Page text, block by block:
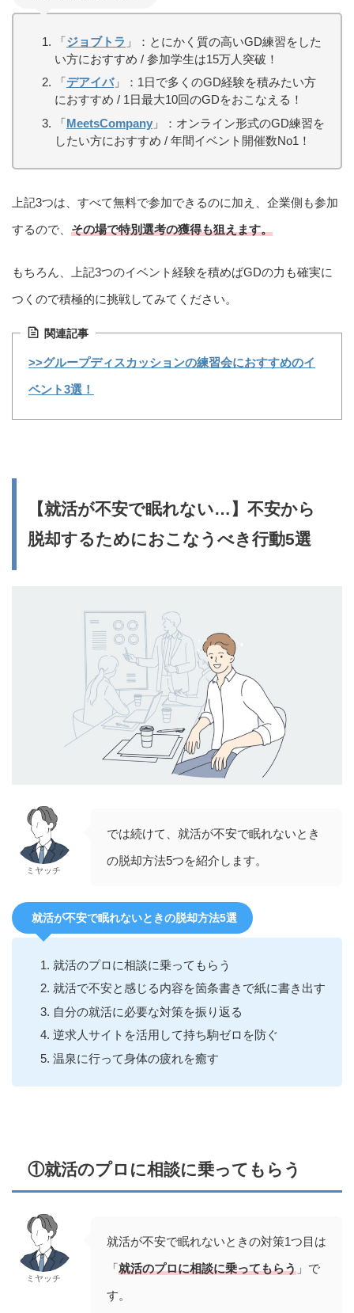
「ジョブトラ 」：とにかく質の高いGD練習をした
い方におすすめ / 参加学生は15万人突破！
「デアイバ」：1日で多くのGD経験を積みたい方
におすすめ / 1日最大10回のGDをおこなえる！
「MeetsCompany 」：オンライン形式のGD練習を
したい方におすすめ / 年間イベント開催数No1！
上記3つは、すべて無料で参加できるのに加え、企業側も参加
するので、 その場で特別選考の獲得も狙えます。
もちろん、上記3つのイベント経験を積めばGDの力も確実に
つくので積極的に挑戦してみてください。
関連記事
>>グループディスカッションの練習会におすすめのイ
ベント3選！
【就活が不安で眠れない…】不安から
脱却するためにおこなうべき行動5選
ミヤッチ
では続けて、就活が不安で眠れないとき
の脱却方法5つを紹介します。
就活が不安で眠れないときの脱却方法5選
就活のプロに相談に乗ってもらう
就活で不安と感じる内容を箇条書きで紙に書き出す
自分の就活に必要な対策を振り返る
逆求人サイトを活用して持ち駒ゼロを防ぐ
温泉に行って身体の疲れを癒す
①就活のプロに相談に乗ってもらう
ミヤッチ
就活が不安で眠れないときの対策1つ目は
「就活のプロに相談に乗ってもらう 」で
す。